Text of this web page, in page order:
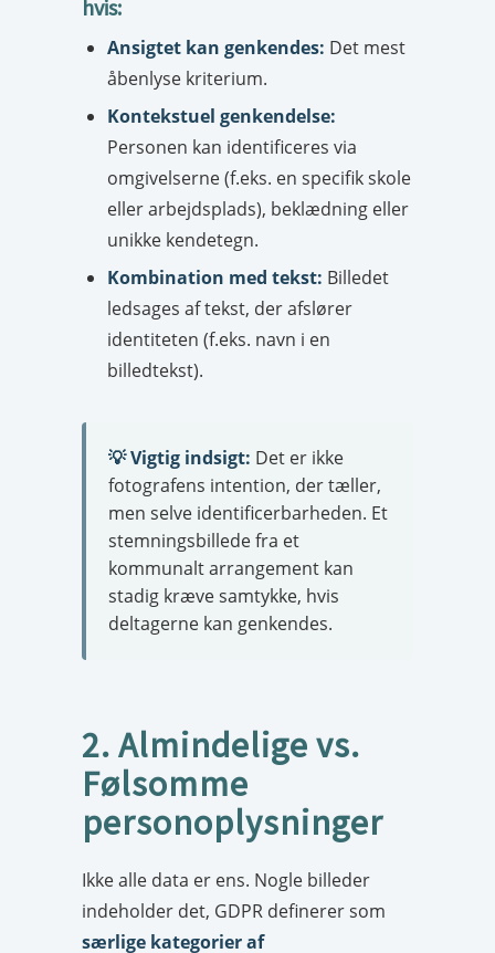
hvis:
Ansigtet kan genkendes: Det mest
åbenlyse kriterium.
Kontekstuel genkendelse:
Personen kan identificeres via
omgivelserne (f.eks. en specifik skole
eller arbejdsplads), beklædning eller
unikke kendetegn.
Kombination med tekst: Billedet
ledsages af tekst, der afslører
identiteten (f.eks. navn i en
billedtekst).
💡 Vigtig indsigt: Det er ikke
fotografens intention, der tæller,
men selve identificerbarheden. Et
stemningsbillede fra et
kommunalt arrangement kan
stadig kræve samtykke, hvis
deltagerne kan genkendes.
2. Almindelige vs.
Følsomme
personoplysninger
Ikke alle data er ens. Nogle billeder
indeholder det, GDPR definerer som
særlige kategorier af